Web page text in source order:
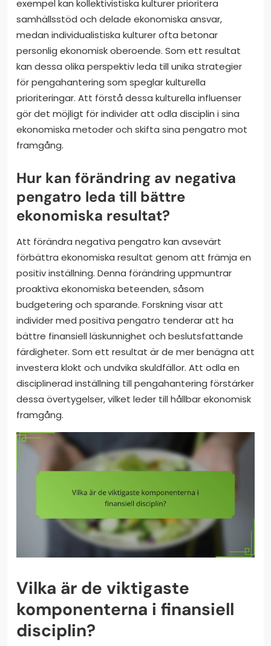
exempel kan kollektivistiska kulturer prioritera
samhällsstöd och delade ekonomiska ansvar,
medan individualistiska kulturer ofta betonar
personlig ekonomisk oberoende. Som ett resultat
kan dessa olika perspektiv leda till unika strategier
för pengahantering som speglar kulturella
prioriteringar. Att förstå dessa kulturella influenser
gör det möjligt för individer att odla disciplin i sina
ekonomiska metoder och skifta sina pengatro mot
framgång.
Hur kan förändring av negativa
pengatro leda till bättre
ekonomiska resultat?
Att förändra negativa pengatro kan avsevärt
förbättra ekonomiska resultat genom att främja en
positiv inställning. Denna förändring uppmuntrar
proaktiva ekonomiska beteenden, såsom
budgetering och sparande. Forskning visar att
individer med positiva pengatro tenderar att ha
bättre finansiell läskunnighet och beslutsfattande
färdigheter. Som ett resultat är de mer benägna att
investera klokt och undvika skuldfällor. Att odla en
disciplinerad inställning till pengahantering förstärker
dessa övertygelser, vilket leder till hållbar ekonomisk
framgång.
Vilka är de viktigaste
komponenterna i finansiell
disciplin?